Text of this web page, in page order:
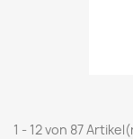
1 - 12 von 87